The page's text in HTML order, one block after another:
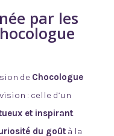
par les
de Chocologue
: celle d’un
et inspirant.
du goûtà la